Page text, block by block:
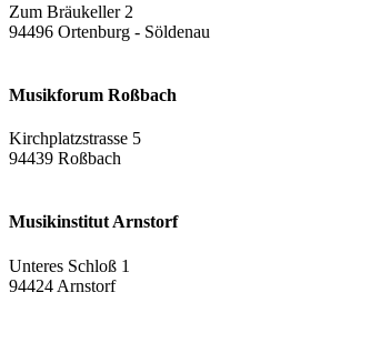
Zum Bräukeller 2
94496 Ortenburg - Söldenau
Musikforum Roßbach
Kirchplatzstrasse 5
94439 Roßbach
Musikinstitut Arnstorf
Unteres Schloß 1
94424 Arnstorf